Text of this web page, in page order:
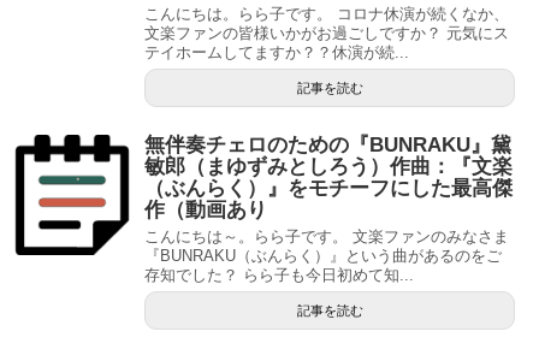
こんにちは。らら子です。 コロナ休演が続くなか、
文楽ファンの皆様いかがお過ごしですか？ 元気にス
テイホームしてますか？？休演が続...
記事を読む
無伴奏チェロのための『BUNRAKU』黛
敏郎（まゆずみとしろう）作曲：『文楽
（ぶんらく）』をモチーフにした最高傑
作（動画あり
こんにちは～。らら子です。 文楽ファンのみなさま
『BUNRAKU（ぶんらく）』という曲があるのをご
存知でした？ らら子も今日初めて知...
記事を読む